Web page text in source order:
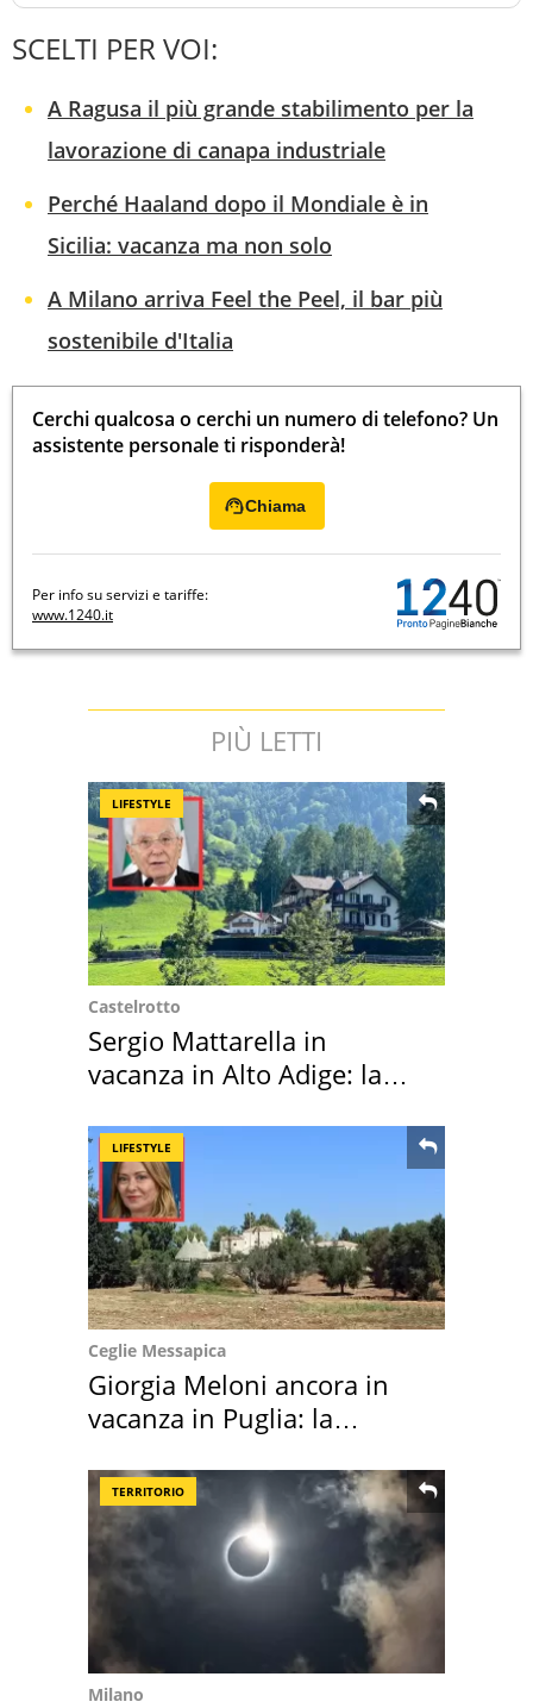
SCELTI PER VOI:
A Ragusa il più grande stabilimento per la
lavorazione di canapa industriale
Perché Haaland dopo il Mondiale è in
Sicilia: vacanza ma non solo
A Milano arriva Feel the Peel, il bar più
sostenibile d'Italia
Cerchi qualcosa o cerchi un numero di telefono? Un
assistente personale ti risponderà!
Chiama
Per info su servizi e tariffe:
www.1240.it
PIÙ LETTI
LIFESTYLE
Castelrotto
Sergio Mattarella in
vacanza in Alto Adige: la
LIFESTYLE
Ceglie Messapica
Giorgia Meloni ancora in
vacanza in Puglia: la
TERRITORIO
Milano